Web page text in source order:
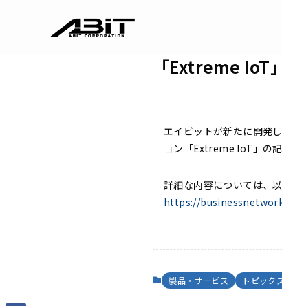
「Extreme IoT
エイビットが新たに開発
ョン「Extreme IoT」の記
詳細な内容については、
https://
製品・サービス トピック